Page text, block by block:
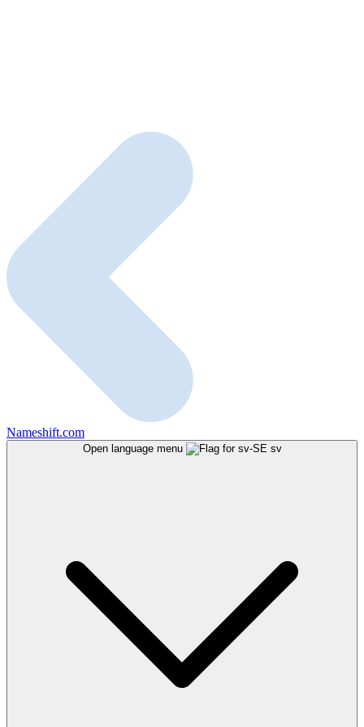
Nameshift.com
Open language menu sv